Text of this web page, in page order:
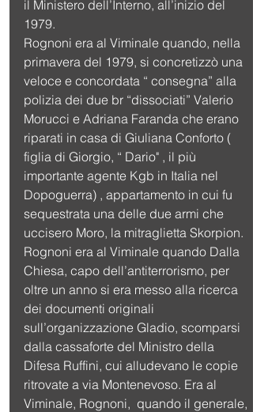
il Ministero dell’Interno, all’inizio del
1979.
Rognoni era al Viminale quando, nella
primavera del 1979, si concretizzò una
veloce e concordata “ consegna” alla
polizia dei due br “dissociati” Valerio
Morucci e Adriana Faranda che erano
riparati in casa di Giuliana Conforto (
figlia di Giorgio, “ Dario" , il più
importante agente Kgb in Italia nel
Dopoguerra) , appartamento in cui fu
sequestrata una delle due armi che
uccisero Moro, la mitraglietta Skorpion.
Rognoni era al Viminale quando Dalla
Chiesa, capo dell’antiterrorismo, per
oltre un anno si era messo alla ricerca
dei documenti originali
sull’organizzazione Gladio, scomparsi
dalla cassaforte del Ministro della
Difesa Ruffini, cui alludevano le copie
ritrovate a via Montenevoso. Era al
Viminale, Rognoni,  quando il generale,